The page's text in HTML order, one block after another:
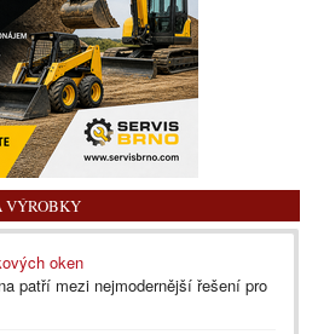
VÝROBKY
oken
patří mezi nejmodernější řešení pro